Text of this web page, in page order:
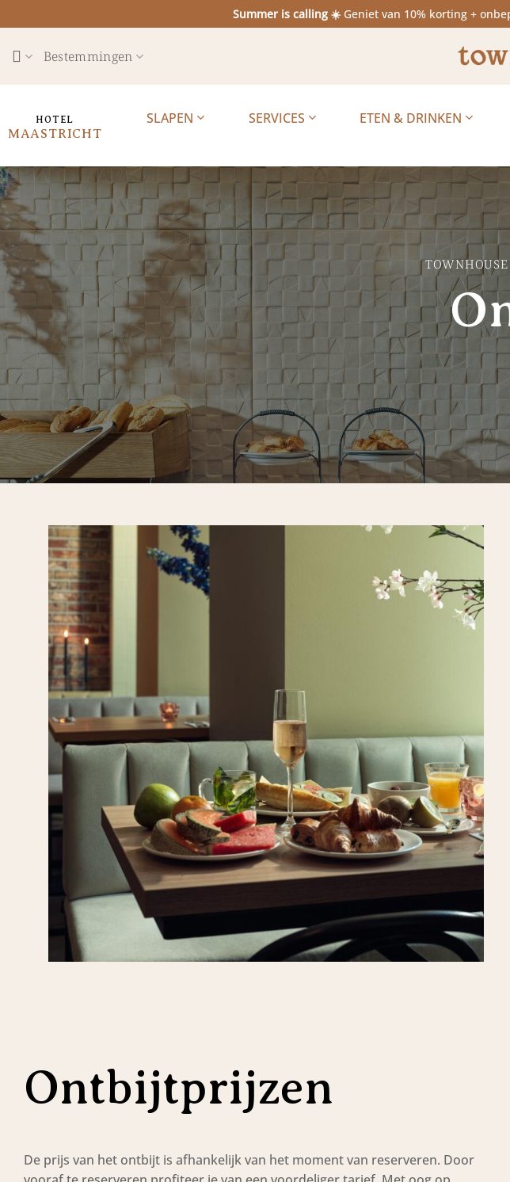
naar
inhoud
Summer is calling ☀️ Geniet van 10% korting +
Bestemmingen
HOTEL
MAASTRICHT
SLAPEN SERVICES ETEN & DRINKEN
Ontbijtprijzen
De prijs van het ontbijt is afhankelijk van het moment van reserveren. Door